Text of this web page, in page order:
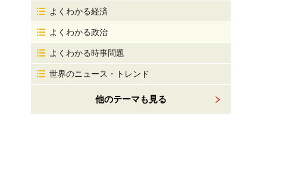
よくわかる経済
よくわかる政治
よくわかる時事問題
世界のニュース・トレンド
他のテーマも見る